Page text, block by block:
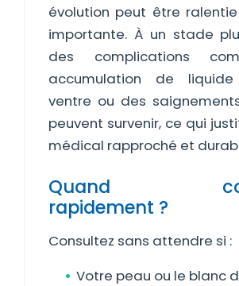
évolution peut être
importante. À un stade
des complications
accumulation de
ventre ou des
peuvent survenir, ce qui
médical rapproché et
Quand
rapidement ?
Consultez sans attendre si :
Votre peau ou le blanc